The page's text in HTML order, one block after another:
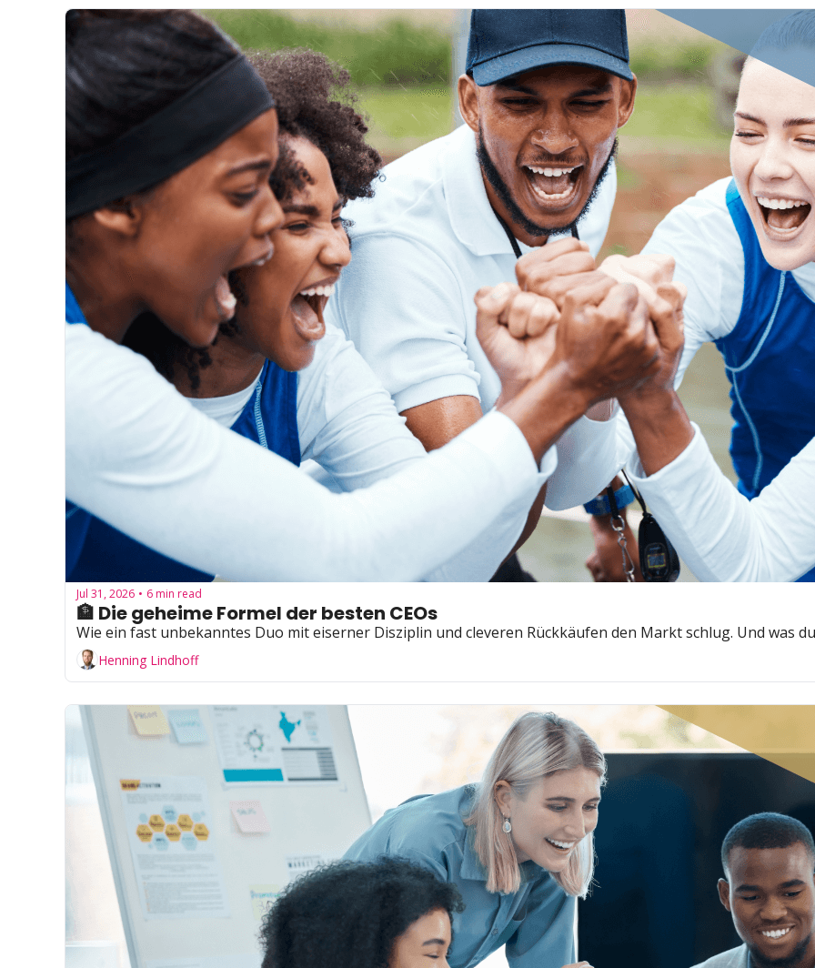
Jul 31, 2026 • 6 min read
🏦 Die geheime Formel der besten CEOs
Wie ein fast unbekanntes Duo mit eiserner Disziplin und cleveren Rückkäufen den Markt schlug. Und was
Henning Lindhoff